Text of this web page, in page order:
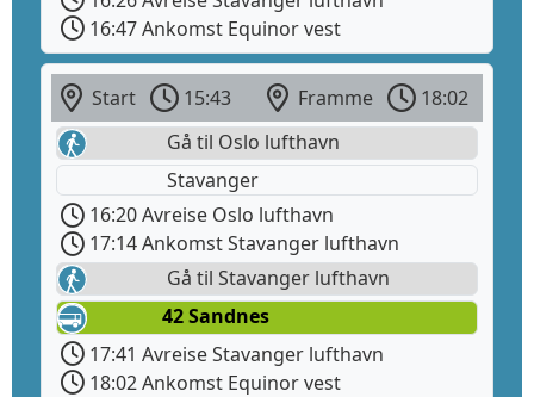
16:47 Ankomst Equinor vest
Start 15:43 Framme
18:02
Gå til Oslo lufthavn
Stavanger
16:20 Avreise Oslo lufthavn
17:14 Ankomst Stavanger lufthavn
Gå til Stavanger lufthavn
42 Sandnes
17:41 Avreise Stavanger lufthavn
18:02 Ankomst Equinor vest